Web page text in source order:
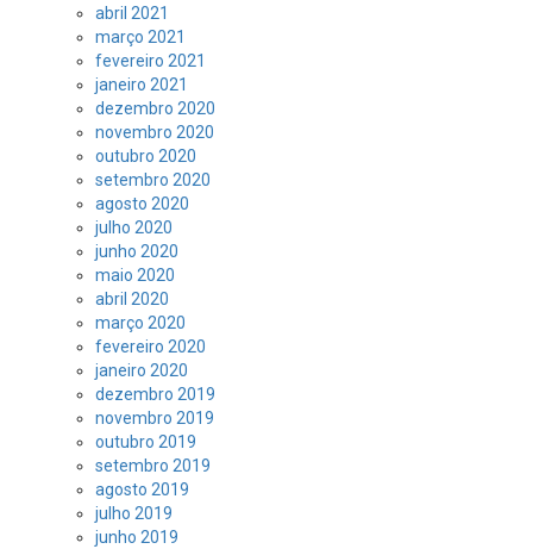
abril 2021
março 2021
fevereiro 2021
janeiro 2021
dezembro 2020
novembro 2020
outubro 2020
setembro 2020
agosto 2020
julho 2020
junho 2020
maio 2020
abril 2020
março 2020
fevereiro 2020
janeiro 2020
dezembro 2019
novembro 2019
outubro 2019
setembro 2019
agosto 2019
julho 2019
junho 2019